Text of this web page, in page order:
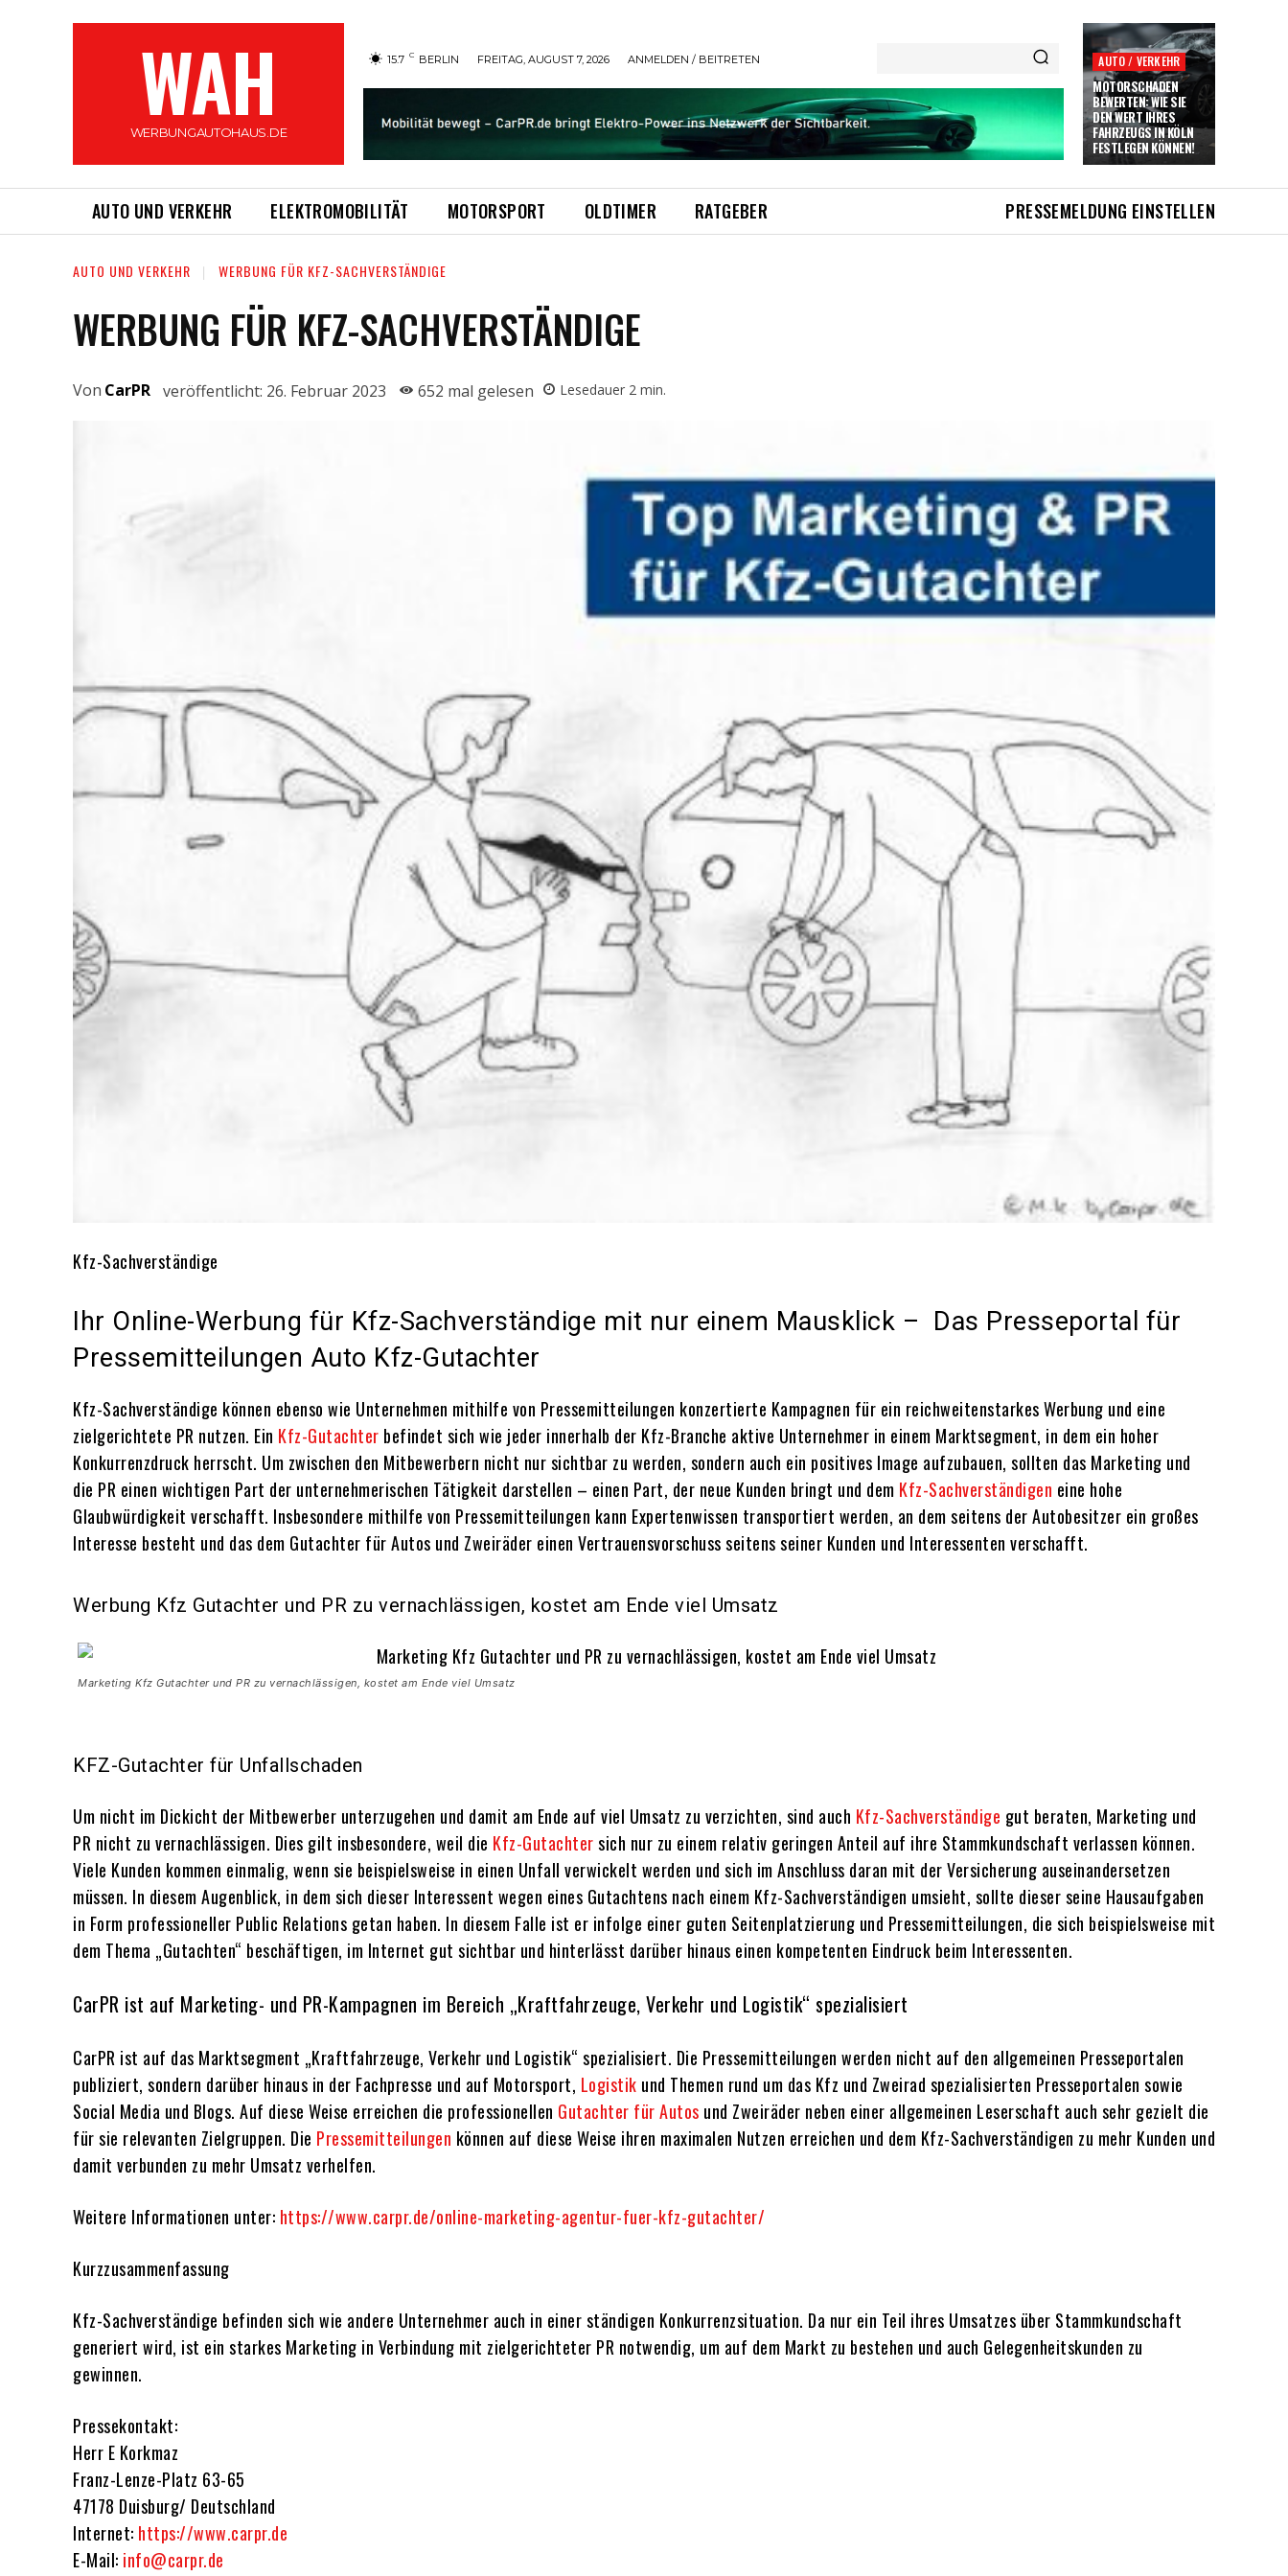
WAH
WERBUNGAUTOHAUS.DE
15.7 C BERLIN FREITAG, AUGUST 7, 2026 ANMELDEN / BEITRETEN AUTO / VERKEHR
MOTORSCHADEN
BEWERTEN: WIE SIE
DEN WERT IHRES
FAHRZEUGS IN KÖLN
FESTLEGEN KÖNNEN!
AUTO UND VERKEHR ELEKTROMOBILITÄT MOTORSPORT OLDTIMER RATGEBER PRESSEMELDUNG EINSTELLEN
AUTO UND VERKEHR WERBUNG FÜR KFZ-SACHVERSTÄNDIGE
WERBUNG FÜR KFZ-SACHVERSTÄNDIGE
Von CarPR veröffentlicht: 26. Februar 2023 652 mal gelesen Lesedauer 2 min.
Kfz-Sachverständige
Ihr Online-Werbung für Kfz-Sachverständige mit nur einem Mausklick – Das Presseportal für
Pressemitteilungen Auto Kfz-Gutachter
Kfz-Sachverständige können ebenso wie Unternehmen mithilfe von Pressemitteilungen konzertierte Kampagnen für ein reichweitenstarkes Werbung und eine
zielgerichtete PR nutzen. Ein Kfz-Gutachter befindet sich wie jeder innerhalb der Kfz-Branche aktive Unternehmer in einem Marktsegment, in dem ein hoher
Konkurrenzdruck herrscht. Um zwischen den Mitbewerbern nicht nur sichtbar zu werden, sondern auch ein positives Image aufzubauen, sollten das Marketing und
die PR einen wichtigen Part der unternehmerischen Tätigkeit darstellen – einen Part, der neue Kunden bringt und dem Kfz-Sachverständigen eine hohe
Glaubwürdigkeit verschafft. Insbesondere mithilfe von Pressemitteilungen kann Expertenwissen transportiert werden, an dem seitens der Autobesitzer ein großes
Interesse besteht und das dem Gutachter für Autos und Zweiräder einen Vertrauensvorschuss seitens seiner Kunden und Interessenten verschafft.
Werbung Kfz Gutachter und PR zu vernachlässigen, kostet am Ende viel Umsatz
Marketing Kfz Gutachter und PR zu vernachlässigen, kostet am Ende viel Umsatz
KFZ-Gutachter für Unfallschaden
Um nicht im Dickicht der Mitbewerber unterzugehen und damit am Ende auf viel Umsatz zu verzichten, sind auch Kfz-Sachverständige gut beraten, Marketing und
PR nicht zu vernachlässigen. Dies gilt insbesondere, weil die Kfz-Gutachtersich nur zu einem relativ geringen Anteil auf ihre Stammkundschaft verlassen können.
Viele Kunden kommen einmalig, wenn sie beispielsweise in einen Unfall verwickelt werden und sich im Anschluss daran mit der Versicherung auseinandersetzen
müssen. In diesem Augenblick, in dem sich dieser Interessent wegen eines Gutachtens nach einem Kfz-Sachverständigen umsieht, sollte dieser seine Hausaufgaben
in Form professioneller Public Relations getan haben. In diesem Falle ist er infolge einer guten Seitenplatzierung und Pressemitteilungen, die sich beispielsweise mit
dem Thema „Gutachten“ beschäftigen, im Internet gut sichtbar und hinterlässt darüber hinaus einen kompetenten Eindruck beim Interessenten.
CarPR ist auf Marketing- und PR-Kampagnen im Bereich „Kraftfahrzeuge, Verkehr und Logistik“ spezialisiert
CarPR ist auf das Marktsegment „Kraftfahrzeuge, Verkehr und Logistik“ spezialisiert. Die Pressemitteilungen werden nicht auf den allgemeinen Presseportalen
publiziert, sondern darüber hinaus in der Fachpresse und auf Motorsport, Logistik und Themen rund um das Kfz und Zweirad spezialisierten Presseportalen sowie
Social Media und Blogs. Auf diese Weise erreichen die professionellen Gutachter für Autos und Zweiräder neben einer allgemeinen Leserschaft auch sehr gezielt die
für sie relevanten Zielgruppen. Die Pressemitteilungen können auf diese Weise ihren maximalen Nutzen erreichen und dem Kfz-Sachverständigen zu mehr Kunden und
damit verbunden zu mehr Umsatz verhelfen.
Weitere Informationen unter: https://www.carpr.de/online-marketing-agentur-fuer-kfz-gutachter/
Kurzzusammenfassung
Kfz-Sachverständige befinden sich wie andere Unternehmer auch in einer ständigen Konkurrenzsituation. Da nur ein Teil ihres Umsatzes über Stammkundschaft
generiert wird, ist ein starkes Marketing in Verbindung mit zielgerichteter PR notwendig, um auf dem Markt zu bestehen und auch Gelegenheitskunden zu
gewinnen.
Pressekontakt:
Herr E Korkmaz
Franz-Lenze-Platz 63-65
47178 Duisburg/ Deutschland
Internet: https://www.carpr.de
E-Mail: info@carpr.de